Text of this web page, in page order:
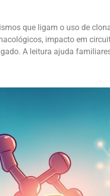
que ligam o uso de
impacto em
A leitura ajuda